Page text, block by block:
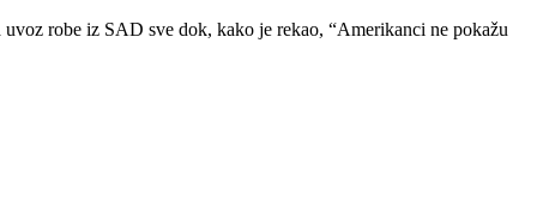
robe iz SAD sve dok, kako je rekao, “Amerikanci ne pokažu